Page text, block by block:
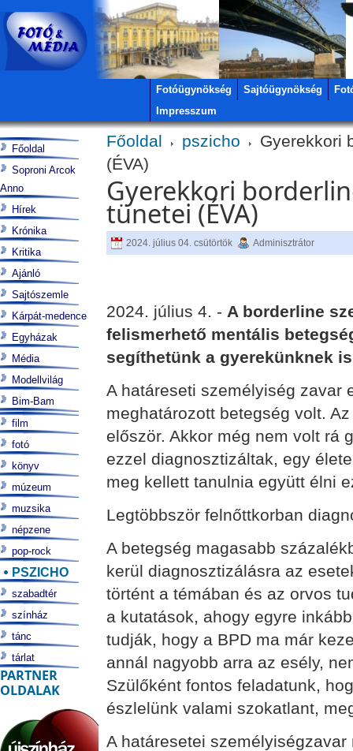
Fotóügynökség Sajtóügynökség
Impresszum
Főoldal pszicho
Gyerekkori
(ÉVA)
Gyerekkori
tünetei (ÉVA)
2024. július 04. csütörtök Adminisztrátor
2024. július 4. - A borderline
felismerhető mentális
segíthetünk a gyerekünknek
A határeseti személyiség zavar
meghatározott betegség volt.
először. Akkor még nem volt rá
ezzel diagnosztizáltak, egy
meg kellett tanulnia együtt élni
Legtöbbször felnőttkorban
A betegség magasabb
kerül diagnosztizálásra az
történt a témában és az orvos
a kutatások, ahogy egyre
tudják, hogy a BPD ma már
annál nagyobb arra az esély,
Szülőként fontos feladatunk,
észlelünk valami szokatlant,
A határesetei
Főoldal
Soproni Arcok
Anno
Hírek
Krónika
Kritika
Ajánló
Sajtószemle
Kárpát-medence
Egyházak
Média
Modellvilág
Bim-Bam
film
fotó
könyv
múzeum
muzsika
népzene
pop-rock
PSZICHO
szabadtér
színház
tánc
tárlat
PARTNER
OLDALAK